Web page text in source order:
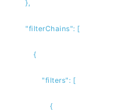
},
"filterChains": [
{
"filters": [
{